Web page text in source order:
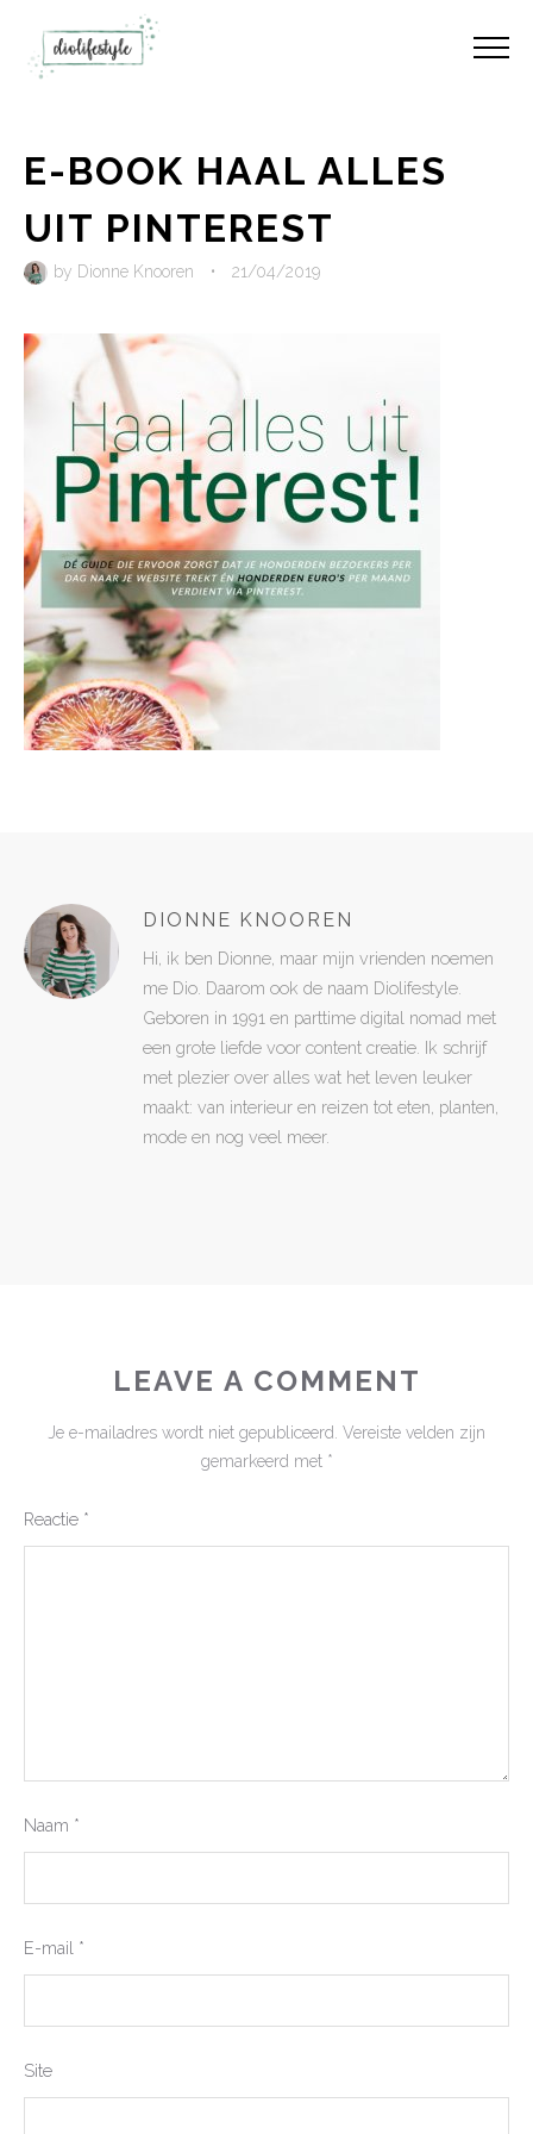
E-BOOK HAAL ALLES
UIT PINTEREST
by Dionne Knooren • 21/04/2019
DIONNE KNOOREN
Hi, ik ben Dionne, maar mijn vrienden noemen
me Dio. Daarom ook de naam Diolifestyle.
Geboren in 1991 en parttime digital nomad met
een grote liefde voor content creatie. Ik schrijf
met plezier over alles wat het leven leuker
maakt: van interieur en reizen tot eten, planten,
mode en nog veel meer.
LEAVE A COMMENT
Je e-mailadres wordt niet gepubliceerd. Vereiste velden zijn
gemarkeerd met *
Reactie *
Naam *
E-mail *
Site